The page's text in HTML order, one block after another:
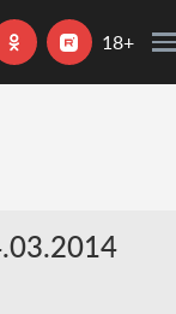
18+